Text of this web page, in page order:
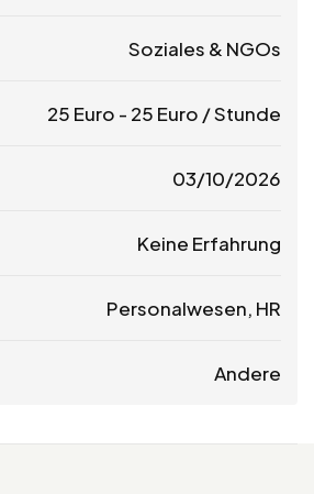
Soziales & NGOs
25 Euro - 25 Euro / Stunde
03/10/2026
Keine Erfahrung
Personalwesen, HR
Andere